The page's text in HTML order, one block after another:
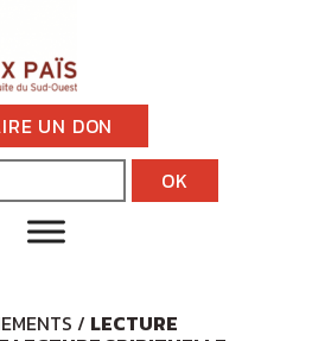
UN DON
/ LECTURE